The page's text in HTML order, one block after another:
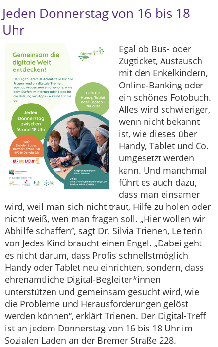
Jeden Donnerstag von 16 bis 18
Uhr
Egal ob Bus- oder
Zugticket, Austausch
mit den Enkelkindern,
Online-Banking oder
ein schönes Fotobuch.
Alles wird schwieriger,
wenn nicht bekannt
ist, wie dieses über
Handy, Tablet und Co.
umgesetzt werden
kann. Und manchmal
führt es auch dazu,
dass man einsamer
wird, weil man sich nicht traut, Hilfe zu holen oder
nicht weiß, wen man fragen soll. „Hier wollen wir
Abhilfe schaffen“, sagt Dr. Silvia Trienen, Leiterin
von Jedes Kind braucht einen Engel. „Dabei geht
es nicht darum, dass Profis schnellstmöglich
Handy oder Tablet neu einrichten, sondern, dass
ehrenamtliche Digital-Begleiter*innen
unterstützen und gemeinsam gesucht wird, wie
die Probleme und Herausforderungen gelöst
werden können“, erklärt Trienen. Der Digital-Treff
ist an jedem Donnerstag von 16 bis 18 Uhr im
Sozialen Laden an der Bremer Straße 228.